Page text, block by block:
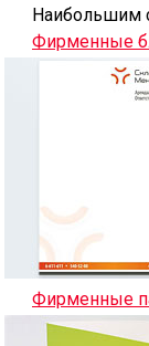
Наибольшим
Фирменные
Фирменные